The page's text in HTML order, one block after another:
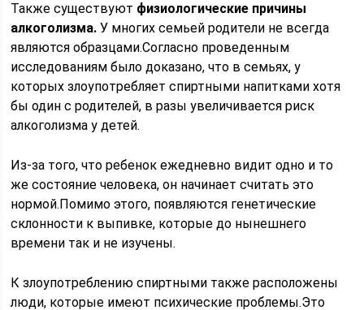
Также существуют физиологические причины
алкоголизма. У многих семьей родители не всегда
являются образцами.Согласно проведенным
исследованиям было доказано, что в семьях, у
которых злоупотребляет спиртными напитками хотя
бы один с родителей, в разы увеличивается риск
алкоголизма у детей.
Из-за того, что ребенок ежедневно видит одно и то
же состояние человека, он начинает считать это
нормой.Помимо этого, появляются генетические
склонности к выпивке, которые до нынешнего
времени так и не изучены.
К злоупотреблению спиртными также расположены
люди, которые имеют психические проблемы.Это